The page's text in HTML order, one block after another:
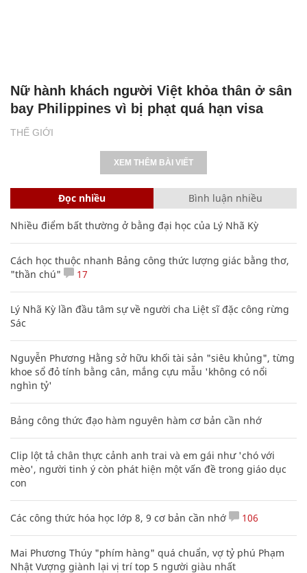
THẾ GIỚI
Nữ hành khách người Việt khỏa thân ở sân
bay Philippines vì bị phạt quá hạn visa
XEM THÊM BÀI VIẾT
Đọc nhiều Bình luận nhiều
Nhiều điểm bất thường ở bằng đại học của Lý Nhã Kỳ
Cách học thuộc nhanh Bảng công thức lượng giác bằng thơ,
"thần chú"
17
Lý Nhã Kỳ lần đầu tâm sự về người cha Liệt sĩ đặc công rừng
Sác
Nguyễn Phương Hằng sở hữu khối tài sản "siêu khủng", từng
khoe sổ đỏ tính bằng cân, mắng cựu mẫu 'không có nổi
nghìn tỷ'
Bảng công thức đạo hàm nguyên hàm cơ bản cần nhớ
Clip lột tả chân thực cảnh anh trai và em gái như 'chó với
mèo', người tinh ý còn phát hiện một vấn đề trong giáo dục
con
Các công thức hóa học lớp 8, 9 cơ bản cần nhớ 106
Mai Phương Thúy "phím hàng" quá chuẩn, vợ tỷ phú Phạm
Nhật Vượng giành lại vị trí top 5 người giàu nhất